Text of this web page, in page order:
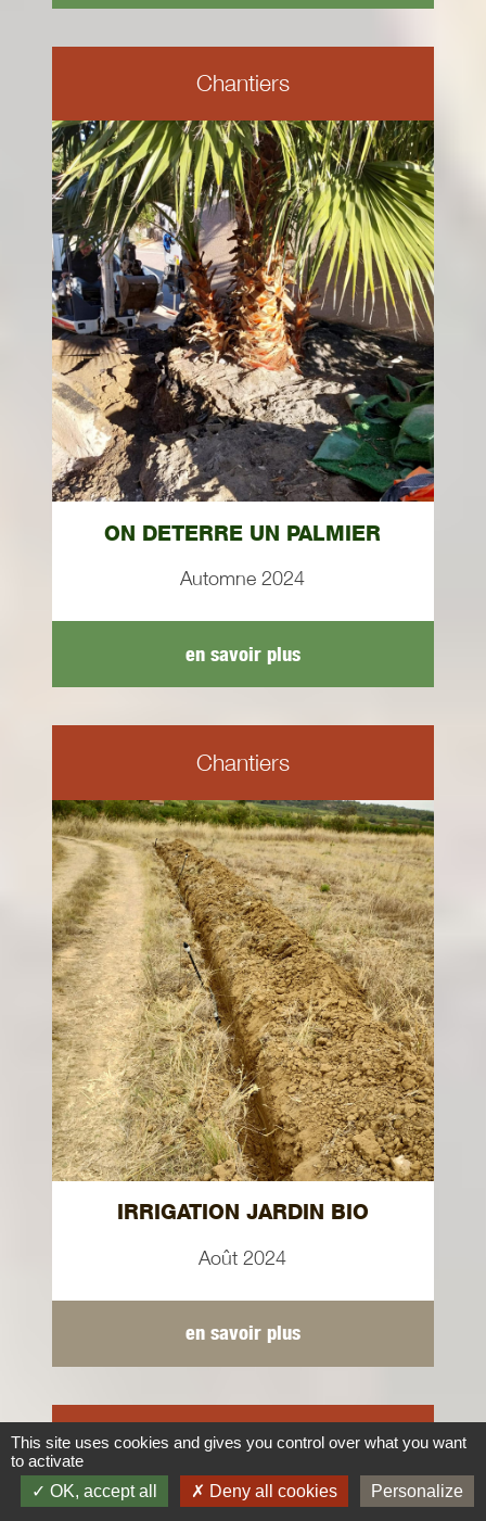
Chantiers
ON DETERRE UN PALMIER
Automne 2024
en savoir plus
Chantiers
IRRIGATION JARDIN BIO
Août 2024
en savoir plus
Chantiers
This site uses cookies and gives you control over what you want
to activate
OK, accept all
Deny all cookies Personalize